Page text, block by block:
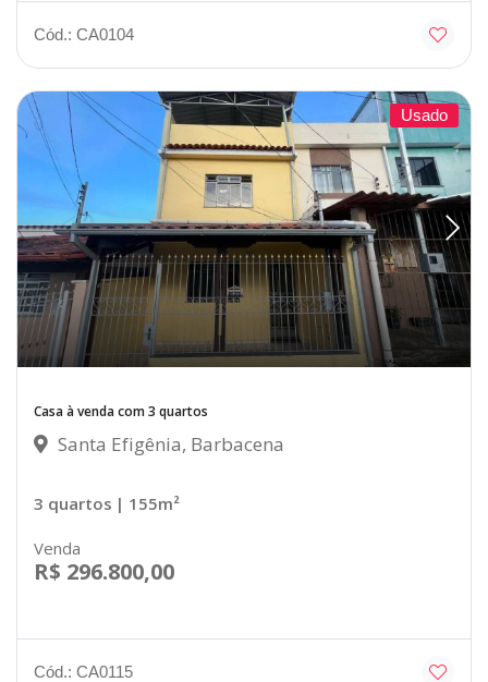
Cód.: CA0104
Usado
Casa à venda com 3 quartos
Santa Efigênia, Barbacena
3 quartos | 155m²
Venda
R$ 296.800,00
Cód.: CA0115